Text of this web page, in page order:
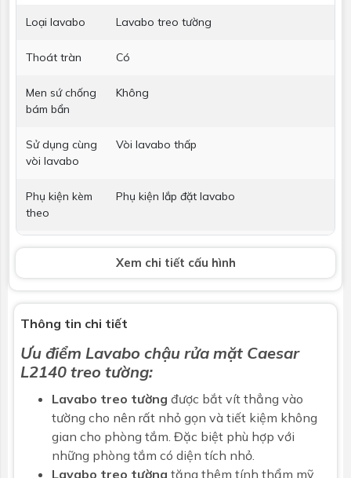
Loại lavabo Lavabo treo tường
Thoát tràn Có
Men sứ chống
bám bẩn
Không
Sử dụng cùng
vòi lavabo
Vòi lavabo thấp
Phụ kiện kèm
theo
Phụ kiện lắp đặt lavabo
Vòi lavabo Không bao gồm
Bộ xả Không bao gồm
Kích thước 405 x 405 x 185 mm
Bảo hành Nhấp để xem chính sách bảo hành
Xem chi tiết cấu hình
Thông tin chi tiết
Ưu điểm Lavabo chậu rửa mặt Caesar
L2140 treo tường:
Lavabo treo tường được bắt vít thẳng vào
tường cho nên rất nhỏ gọn và tiết kiệm không
gian cho phòng tắm. Đặc biệt phù hợp với
những phòng tắm có diện tích nhỏ.
Lavabo treo tường tăng thêm tính thẩm mỹ